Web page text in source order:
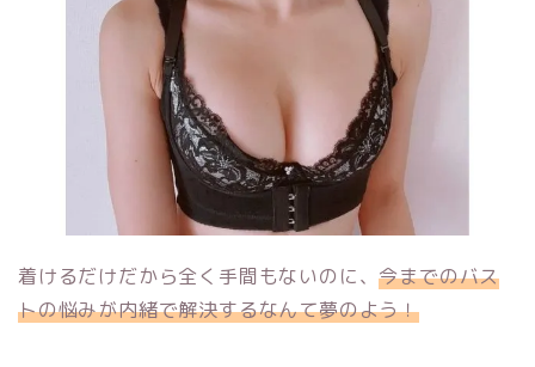
着けるだけだから全く手間もないのに、今までのバス
トの悩みが内緒で解決するなんて夢のよう！